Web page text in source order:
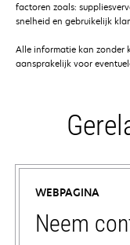
factoren zoals:
snelheid en gebruikelijk
Alle informatie kan zonder
aansprakelijk voor
WEBPAGINA
Neem